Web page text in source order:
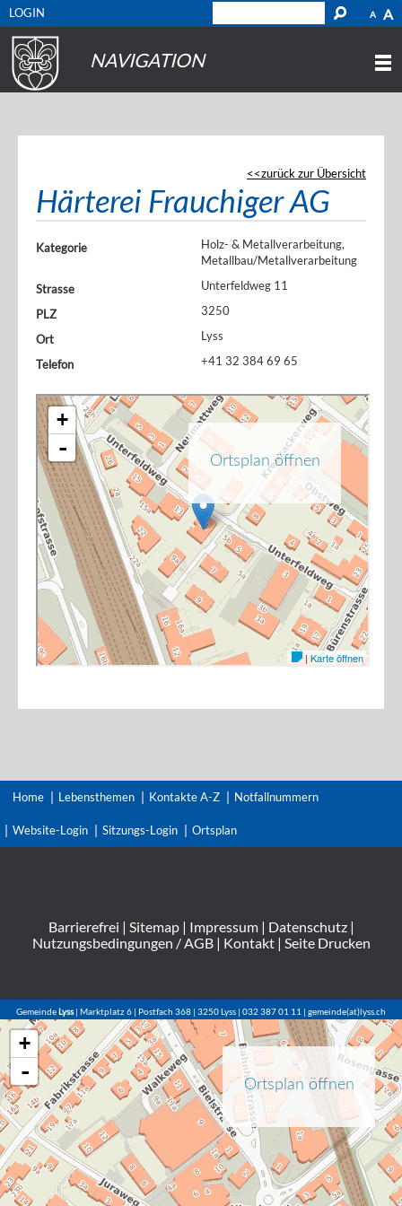
A A
LOGIN
NAVIGATION
zurück zur Übersicht
Härterei Frauchiger AG
Kategorie
Holz- & Metallverarbeitung,
Metallbau/Metallverarbeitung
Strasse
Unterfeldweg 11
PLZ
3250
Ort
Lyss
Telefon
+41 32 384 69 65
Home Lebensthemen Kontakte A-Z Notfallnummern
Website-Login Sitzungs-Login Ortsplan
Barrierefrei | Sitemap| Impressum| Datenschutz|
Nutzungsbedingungen / AGB| Kontakt| Seite Drucken
GemeindeLyss| Marktplatz 6 | Postfach 368 | 3250 Lyss | 032 387 01 11 | gemeinde(at)lyss.ch